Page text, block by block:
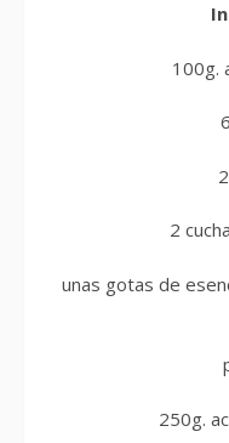
100g.
2
unas gotas de
250g.